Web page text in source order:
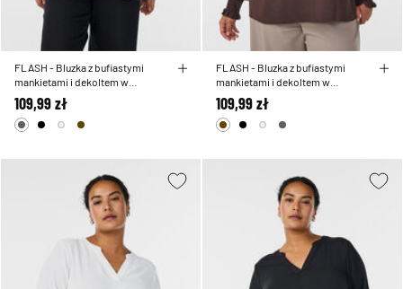
FLASH - Bluzka z bufiastymi
mankietami i dekoltem w
ksztalcie litery V
109,99 zł
FLASH - Bluzka z bufiastymi
mankietami i dekoltem w
ksztalcie litery V
109,99 zł